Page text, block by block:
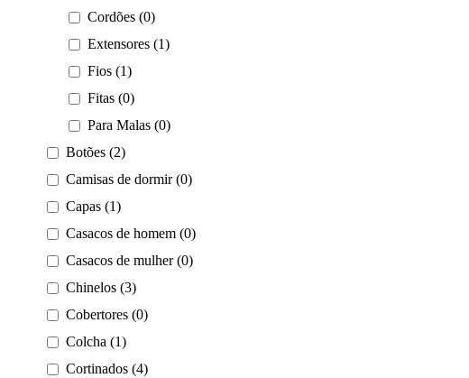
Cordões (0)
Extensores (1)
Fios (1)
Fitas (0)
Para Malas (0)
Botões (2)
Camisas de dormir (0)
Capas (1)
Casacos de homem (0)
Casacos de mulher (0)
Chinelos (3)
Cobertores (0)
Colcha (1)
Cortinados (4)